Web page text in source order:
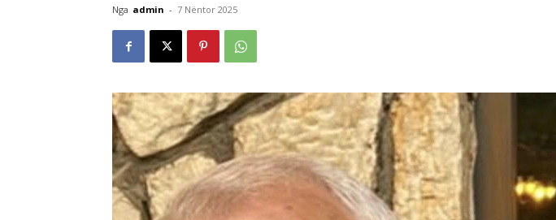
Nga admin - 7 Nëntor 2025